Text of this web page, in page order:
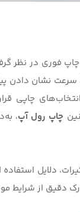
فوری در نظر
سرعت نشان دادن
انتخاب‌های چاپی
چاپ رول آپ،
دلایل
درک دقیق از شرایط